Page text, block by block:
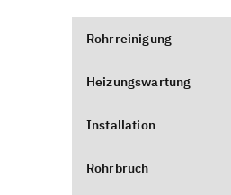
Rohrreinigung
Heizungswartung
Installation
Rohrbruch